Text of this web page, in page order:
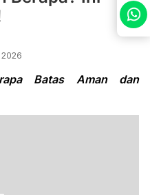
2026
Batas Aman dan